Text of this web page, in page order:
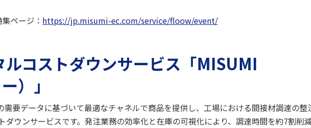
ページ： https://jp.misumi-ec.com/service/floow/event/
ルコストダウンサービス「MISUMI
）」
要データに基づいて最適なチャネルで商品を提供し、工場における間接材調達の整
ダウンサービスです。発注業務の効率化と在庫の可視化により、調達時間を約7割削